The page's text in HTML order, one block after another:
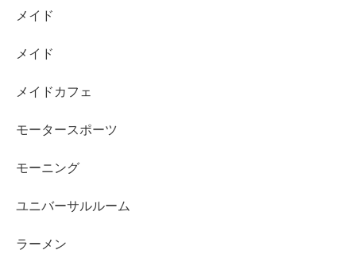
メイド
メイド
メイドカフェ
モータースポーツ
モーニング
ユニバーサルルーム
ラーメン